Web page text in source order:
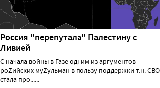
Россия "перепутала" Палестину с
Ливией
С начала войны в Газе одним из аргументов
роZийских муZульман в пользу поддержки т.н. СВО
стала про......